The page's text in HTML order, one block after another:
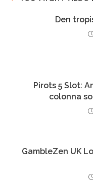
Den
Pirots 5 Slot:
colonna
GambleZen UK